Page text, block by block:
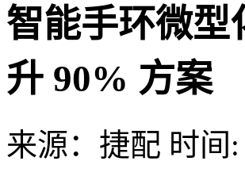
智能手环微型
升 90% 方案
来源：捷配 时间